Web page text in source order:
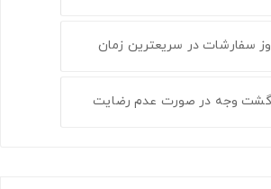
سفارشات در سریعترین زمان
وجه در صورت عدم رضایت